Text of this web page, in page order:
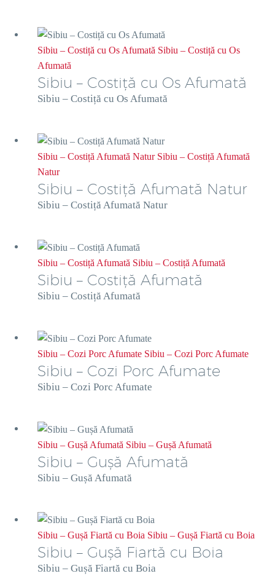
Sibiu – Costiță cu Os Afumată Sibiu – Costiță cu Os
Afumată
Sibiu – Costiță cu Os Afumată
Sibiu – Costiță cu Os Afumată
Sibiu – Costiță Afumată Natur Sibiu – Costiță Afumată
Natur
Sibiu – Costiță Afumată Natur
Sibiu – Costiță Afumată Natur
Sibiu – Costiță Afumată Sibiu – Costiță Afumată
Sibiu – Costiță Afumată
Sibiu – Costiță Afumată
Sibiu – Cozi Porc Afumate Sibiu – Cozi Porc Afumate
Sibiu – Cozi Porc Afumate
Sibiu – Cozi Porc Afumate
Sibiu – Gușă Afumată Sibiu – Gușă Afumată
Sibiu – Gușă Afumată
Sibiu – Gușă Afumată
Sibiu – Gușă Fiartă cu Boia Sibiu – Gușă Fiartă cu Boia
Sibiu – Gușă Fiartă cu Boia
Sibiu – Gușă Fiartă cu Boia